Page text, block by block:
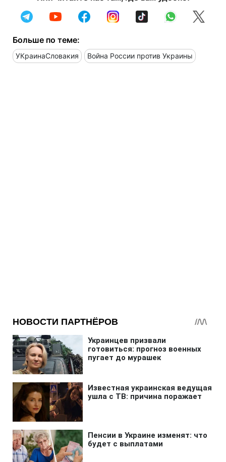
Больше по теме:
УКраинаСловакия Война России против Украины